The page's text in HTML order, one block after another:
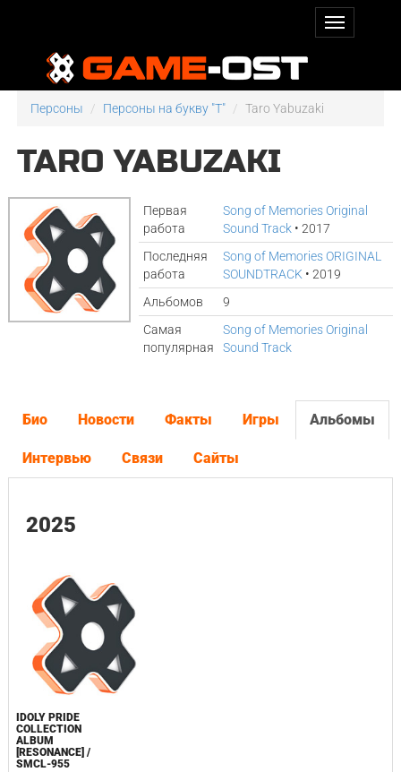
Персоны Персоны на букву "T" Taro Yabuzaki
TARO YABUZAKI
Первая
работа
Song of Memories Original
Sound Track • 2017
Последняя
работа
Song of Memories ORIGINAL
SOUNDTRACK • 2019
Альбомов
9
Самая
популярная
Song of Memories Original
Sound Track
Био Новости Факты Игры Альбомы
Интервью Связи Сайты
2025
IDOLY PRIDE
COLLECTION
ALBUM
[RESONANCE] /
SMCL-955